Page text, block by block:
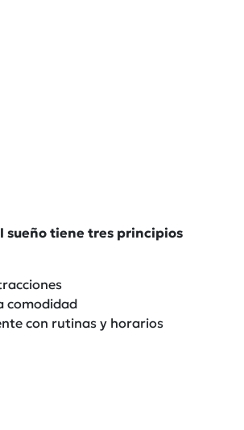
sueño tiene tres principios
comodidad
con rutinas y horarios